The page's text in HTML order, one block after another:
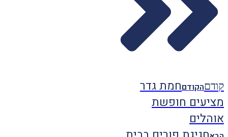
קודםהקודםחמת גדר
מציעים חופשת
אוהלים